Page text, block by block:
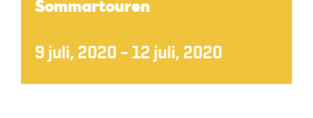
Sommartouren
9 juli, 2020 – 12 juli, 2020